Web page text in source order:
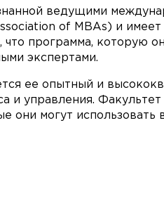
ведущими
of MBAs) и имеет
программа, которую
экспертами.
ее опытный и
и управления.
они могут использовать